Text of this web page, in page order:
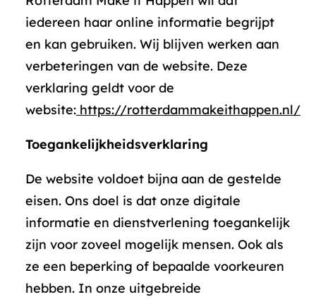
iedereen haar online informatie begrijpt
en kan gebruiken. Wij blijven werken aan
verbeteringen van de website. Deze
verklaring geldt voor de
website: https://rotterdammakeithappen.nl/
Toegankelijkheidsverklaring
De website voldoet bijna aan de gestelde
eisen. Ons doel is dat onze digitale
informatie en dienstverlening toegankelijk
zijn voor zoveel mogelijk mensen. Ook als
ze een beperking of bepaalde voorkeuren
hebben. In onze uitgebreide